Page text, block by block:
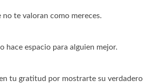
no te valoran como mereces.
hace espacio para alguien mejor.
tu gratitud por mostrarte su verdadero